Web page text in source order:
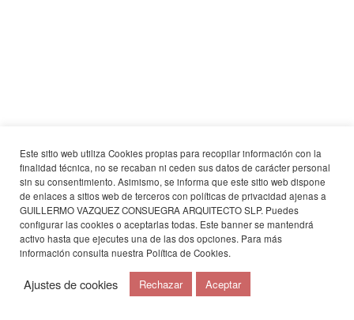
Este sitio web utiliza Cookies propias para recopilar información con la
finalidad técnica, no se recaban ni ceden sus datos de carácter personal
sin su consentimiento. Asimismo, se informa que este sitio web dispone
de enlaces a sitios web de terceros con políticas de privacidad ajenas a
GUILLERMO VAZQUEZ CONSUEGRA ARQUITECTO SLP. Puedes
configurar las cookies o aceptarlas todas. Este banner se mantendrá
activo hasta que ejecutes una de las dos opciones. Para más
información consulta nuestra Política de Cookies.
Ajustes de cookies Rechazar Aceptar